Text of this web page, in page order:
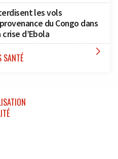
les vols
du Congo dans
d’Ebola
SANTÉ 